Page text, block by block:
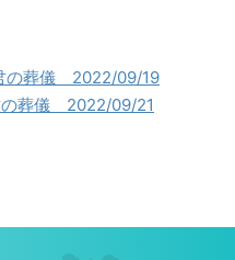
の葬儀 2022/09/19
の葬儀 2022/09/21